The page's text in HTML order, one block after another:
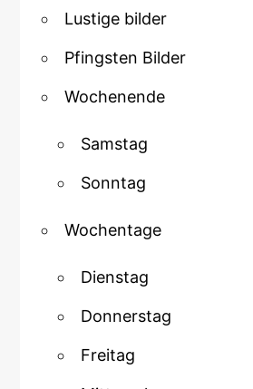
Lustige bilder
Pfingsten Bilder
Wochenende
Samstag
Sonntag
Wochentage
Dienstag
Donnerstag
Freitag